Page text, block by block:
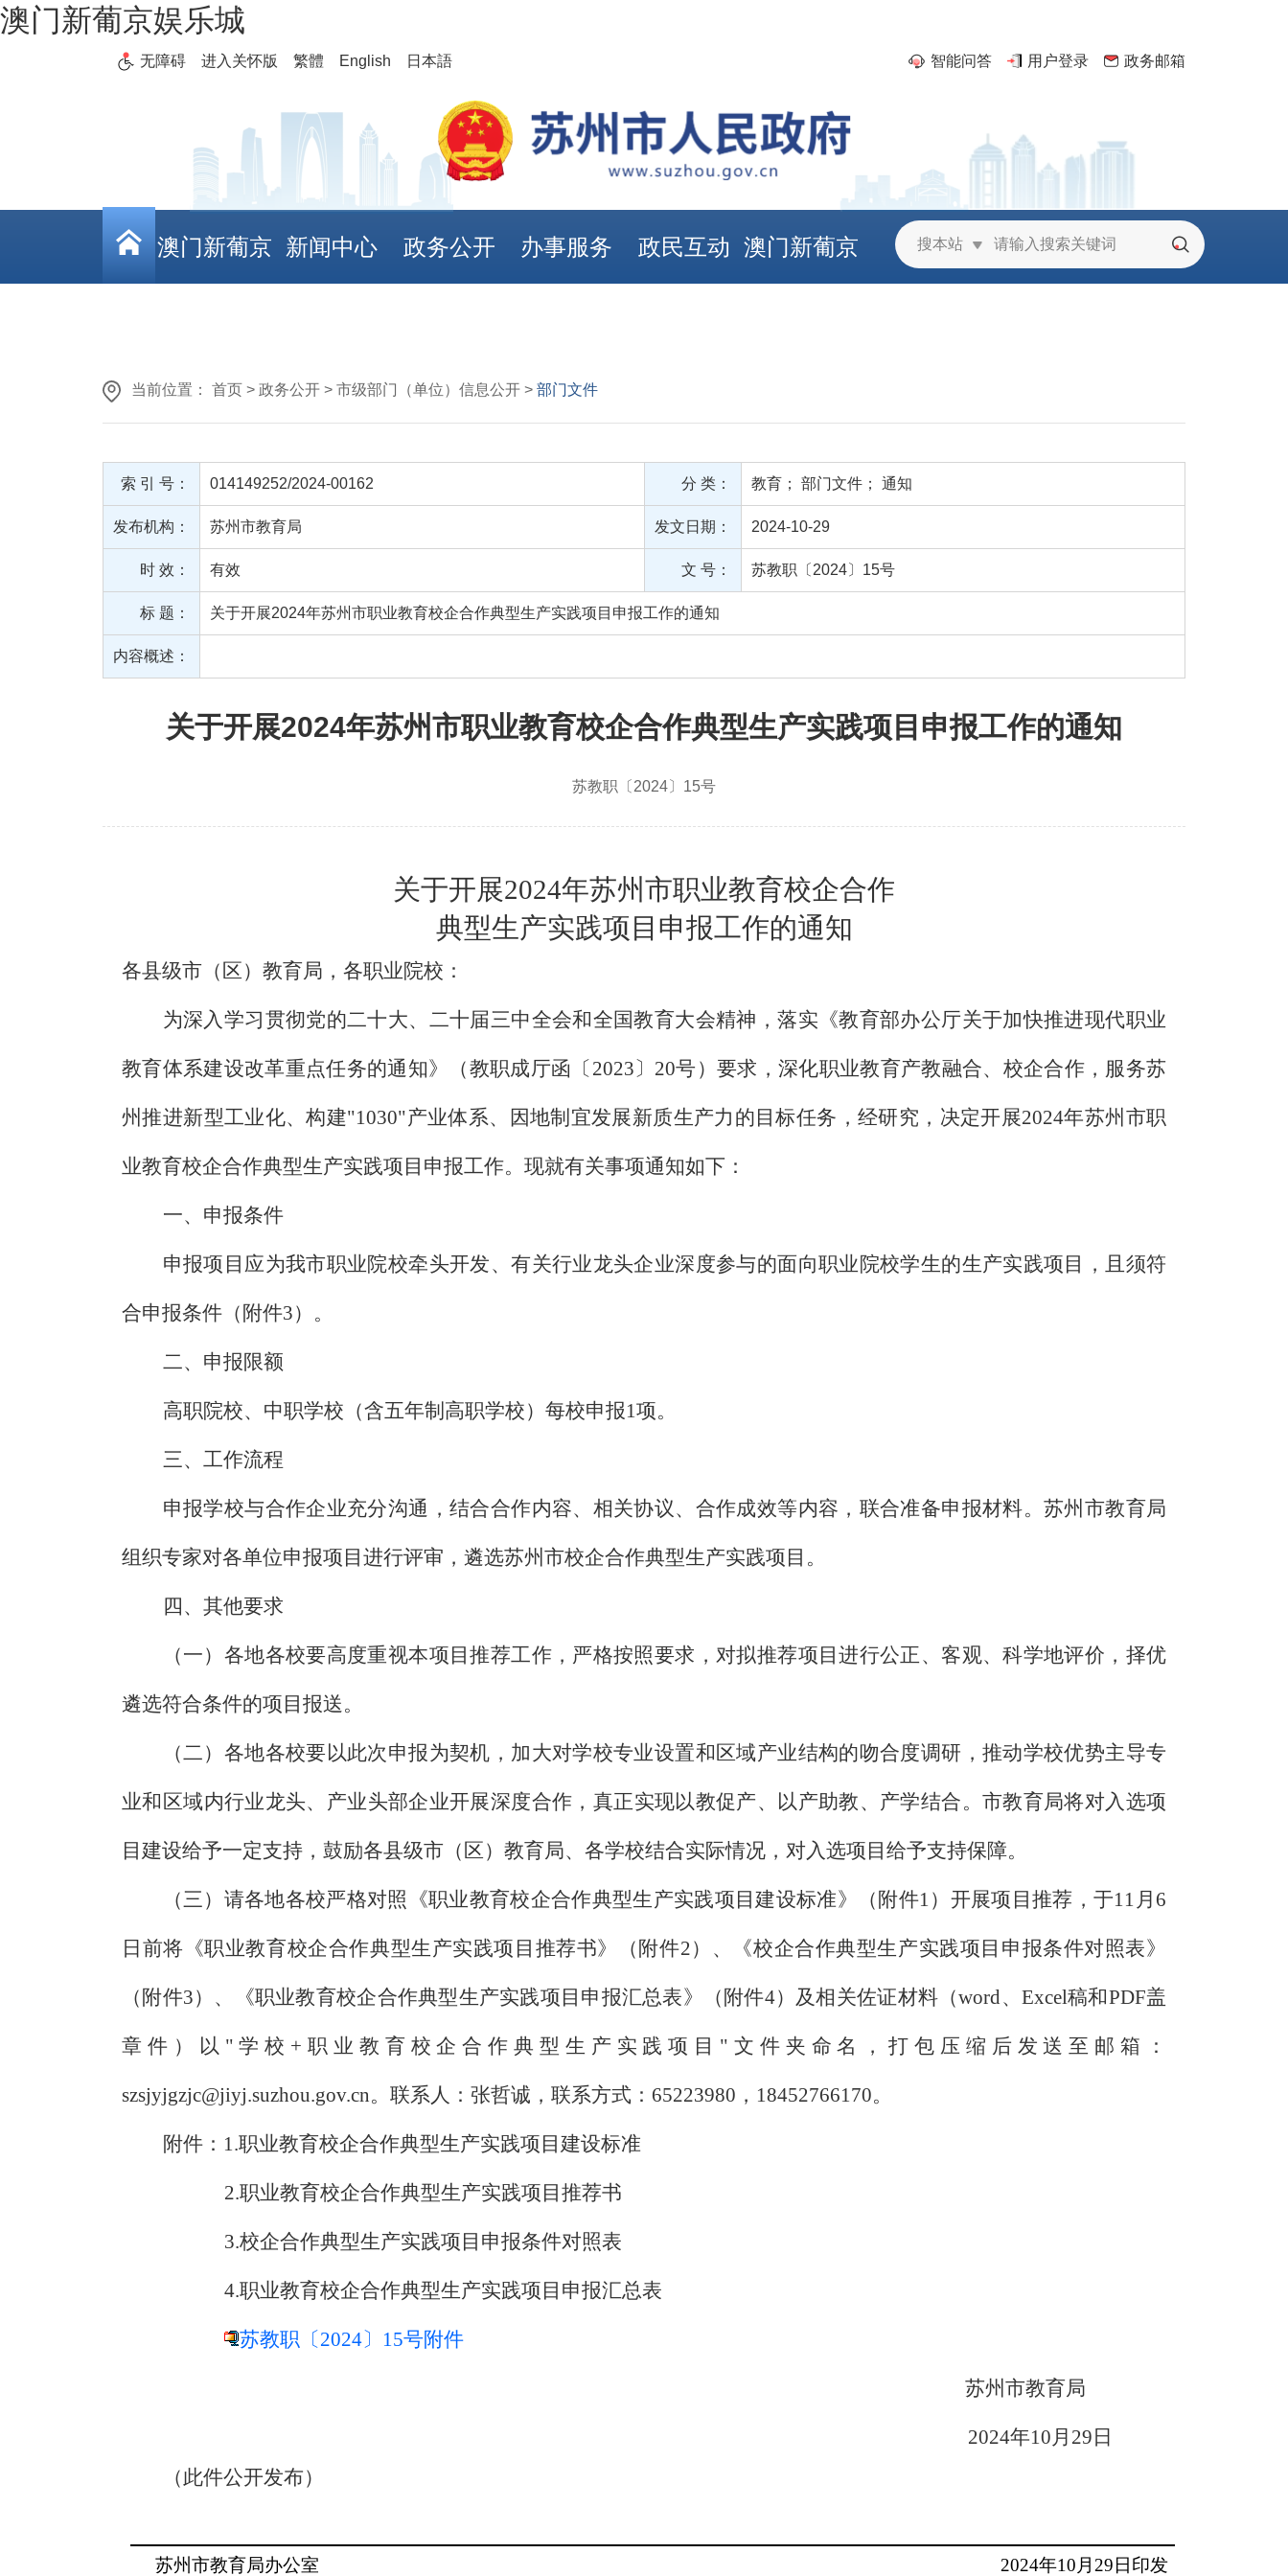
澳门新葡京娱乐城
无障碍 进入关怀版 繁體 English 日本語 智能问答 用户登录 政务邮箱
搜本站
澳门新葡京 新闻中心 政务公开 办事服务 政民互动 澳门新葡京
当前位置： 首页 > 政务公开 > 市级部门（单位）信息公开 > 部门文件
索 引 号： 014149252/2024-00162 分 类： 教育； 部门文件； 通知
发布机构： 苏州市教育局 发文日期： 2024-10-29
时 效： 有效 文 号： 苏教职〔2024〕15号
标 题： 关于开展2024年苏州市职业教育校企合作典型生产实践项目申报工作的通知
内容概述：
关于开展2024年苏州市职业教育校企合作典型生产实践项目申报工作的通知
苏教职〔2024〕15号
关于开展2024年苏州市职业教育校企合作
典型生产实践项目申报工作的通知
各县级市（区）教育局，各职业院校：
为深入学习贯彻党的二十大、二十届三中全会和全国教育大会精神，落实《教育部办公厅关于加快推进现代职业
教育体系建设改革重点任务的通知》（教职成厅函〔 2023〕 20号）要求，深化职业教育产教融合、校企合作，服务苏
州推进新型工业化、构建"1030"产业体系、因地制宜发展新质生产力的目标任务，经研究，决定开展2024年苏州市职
业教育校企合作典型生产实践项目申报工作。现就有关事项通知如下：
一、申报条件
申报项目应为我市职业院校牵头开发、有关行业龙头企业深度参与的面向职业院校学生的生产实践项目，且须符
合申报条件（附件3）。
二、申报限额
高职院校、中职学校（含五年制高职学校）每校申报1项。
三、工作流程
申报学校与合作企业充分沟通，结合合作内容、相关协议、合作成效等内容，联合准备申报材料。苏州市教育局
组织专家对各单位申报项目进行评审，遴选苏州市校企合作典型生产实践项目。
四、其他要求
（一）各地各校要高度重视本项目推荐工作，严格按照要求，对拟推荐项目进行公正、客观、科学地评价，择优
遴选符合条件的项目报送。
（二）各地各校要以此次申报为契机，加大对学校专业设置和区域产业结构的吻合度调研，推动学校优势主导专
业和区域内行业龙头、产业头部企业开展深度合作，真正实现以教促产、以产助教、产学结合。市教育局将对入选项
目建设给予一定支持，鼓励各县级市（区）教育局、各学校结合实际情况，对入选项目给予支持保障。
（三）请各地各校严格对照《职业教育校企合作典型生产实践项目建设标准》（附件1）开展项目推荐，于11 月 6
日前将《职业教育校企合作典型生产实践项目推荐书》（附件2）、《校企合作典型生产实践项目申报条件对照表》
（附件3）、《职业教育校企合作典型生产实践项目申报汇总表》（附件4）及相关佐证材料（word、 Excel稿和PDF盖
章件）以"学校 + 职业教育校企合作典型生产实践项目"文件夹命名，打包压缩后发送至邮箱：
szsjyjgzjc@jiyj.suzhou.gov.cn。联系人：张哲诚，联系方式： 65223980 ， 18452766170。
附件： 1.职业教育校企合作典型生产实践项目建设标准
2.职业教育校企合作典型生产实践项目推荐书
3.校企合作典型生产实践项目申报条件对照表
4.职业教育校企合作典型生产实践项目申报汇总表
苏教职〔2024〕15号附件
苏州市教育局
2024年10月 29 日
（此件公开发布）
苏州市教育局办公室 2024年10月 29 日印发